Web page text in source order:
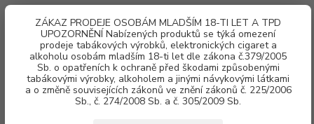
ZÁKAZ PRODEJE OSOBÁM MLADŠÍM 18-TI LET A TPD
UPOZORNĚNÍ Nabízených produktů se týká omezení
prodeje tabákových výrobků, elektronických cigaret a
alkoholu osobám mladším 18-ti let dle zákona č.379/2005
Sb. o opatřeních k ochraně před škodami způsobenými
tabákovými výrobky, alkoholem a jinými návykovými látkami
a o změně souvisejících zákonů ve znění zákonů č. 225/2006
Sb., č. 274/2008 Sb. a č. 305/2009 Sb.
Menu
za0 Kč